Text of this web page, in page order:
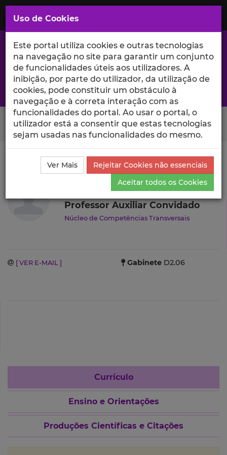
Saltar
para
Conteúdo
Principal
A excelência da investigação e ciência no Iscte
Search Button
Ciência_Iscte Autores Tomé Graxinha Currículo
Tomé Graxinha
Professor Auxiliar Convidado
Núcleo de Competências Transversais
[ VER E-MAIL ] Gabinete D2.06
Currículo
Ensino e Orientações
Produções Científicas e Citações
Uso de Cookies
Este portal utiliza cookies e outras tecnologias
na navegação no site para garantir um conjunto
de funcionalidades úteis aos utilizadores. A
inibição, por parte do utilizador, da utilização de
cookies, pode constituir um obstáculo à
navegação e à correta interação com as
funcionalidades do portal. Ao usar o portal, o
utilizador está a consentir que estas tecnologias
sejam usadas nas funcionalidades do mesmo.
Ver Mais
Rejeitar Cookies não essenciais
Aceitar todos os Cookies